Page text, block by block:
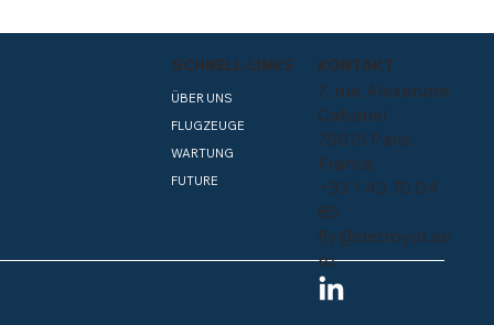
SCHNELL-LINKS
ÜBER UNS
FLUGZEUGE
WARTUNG
FUTURE
KONTAKT
7, rue Alexandre
Cabanel
75015 Paris,
France
+33 1 43 70 04
85
fly@detroyat.ae
ro